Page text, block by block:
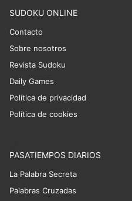
SUDOKU ONLINE
Contacto
Sobre nosotros
Revista Sudoku
Daily Games
Política de privacidad
Política de cookies
PASATIEMPOS DIARIOS
La Palabra Secreta
Palabras Cruzadas